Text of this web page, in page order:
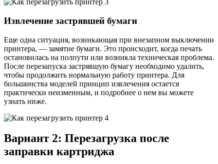
Извлечение застрявшей бумаги
Еще одна ситуация, возникающая при внезапном выключении
принтера, — замятие бумаги. Это происходит, когда печать
остановилась на полпути или возникла техническая проблема.
После перезапуска застрявшую бумагу необходимо удалить,
чтобы продолжить нормальную работу принтера. Для
большинства моделей принцип извлечения остается
практически неизменным, и подробнее о нем вы можете
узнать ниже.
Вариант 2: Перезагрузка после
заправки картриджа